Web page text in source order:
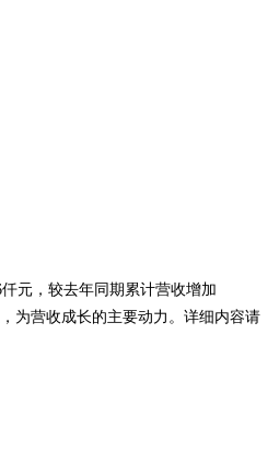
元，较去年同期累计营收增加
为营收成长的主要动力。详细内容请